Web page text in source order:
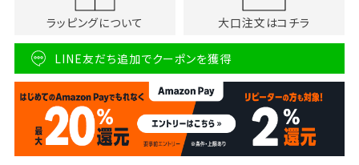
ラッピングについて 大口注文はコチラ
LINE友だち追加でクーポンを獲得